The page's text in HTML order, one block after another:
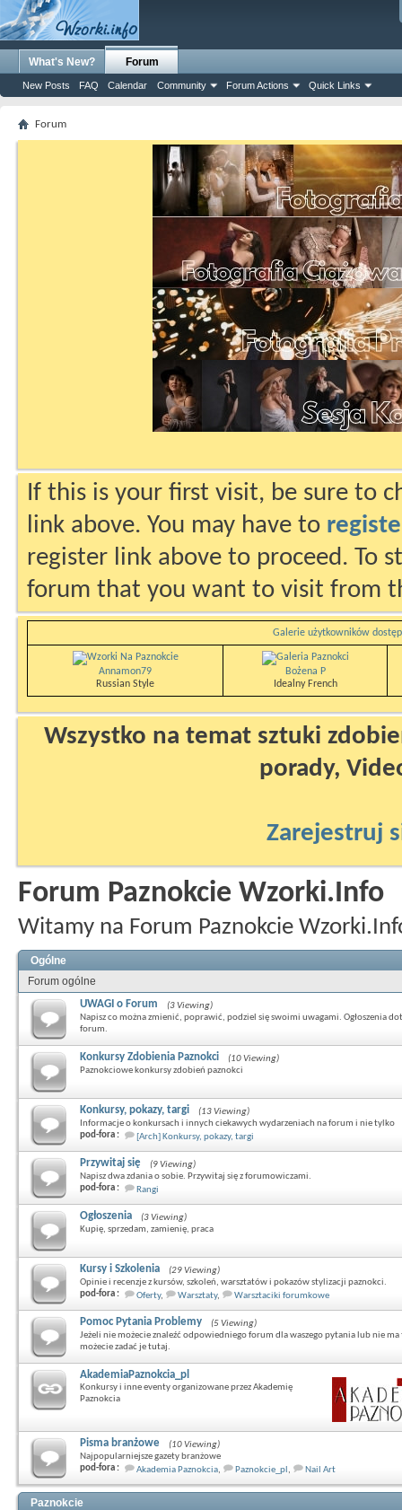
What's New? Forum
New Posts FAQ Calendar Community Forum Actions Quick Links
Forum
If this is your first visit, be sure to
link above. You may have to
register link above to proceed. To
forum that you want to visit from
Galerie użytkowników
Annamon79
Russian Style
Bożena P
Idealny French
Wszystko na temat sztuki
porady,
Zarejestruj
Forum Paznokcie Wzorki.Info
Witamy na Forum Paznokcie
Ogólne
Forum ogólne
UWAGI o Forum
(3 Viewing)
Napisz co można zmienić, poprawić, podziel się swoimi uwagami. Ogłoszenia
forum.
Konkursy Zdobienia Paznokci
(10 Viewing)
Paznokciowe konkursy zdobień paznokci
Konkursy, pokazy, targi
(13 Viewing)
Informacje o konkursach i innych ciekawych wydarzeniach na forum i nie tylko
pod-fora :
[Arch] Konkursy, pokazy, targi
Przywitaj się
(9 Viewing)
Napisz dwa zdania o sobie. Przywitaj się z forumowiczami.
pod-fora :
Rangi
Ogłoszenia
(3 Viewing)
Kupię, sprzedam, zamienię, praca
Kursy i Szkolenia
(29 Viewing)
Opinie i recenzje z kursów, szkoleń, warsztatów i pokazów stylizacji paznokci.
pod-fora :
Oferty, Warsztaty, Warsztaciki forumkowe
Pomoc Pytania Problemy
(5 Viewing)
Jeżeli nie możecie znaleźć odpowiedniego forum dla waszego pytania lub nie ma
możecie zadać je tutaj.
AkademiaPaznokcia_pl
Konkursy i inne eventy organizowane przez Akademię
Paznokcia
Pisma branżowe
(10 Viewing)
Najpopularniejsze gazety branżowe
pod-fora :
Akademia Paznokcia, Paznokcie_pl , Nail Art
Paznokcie